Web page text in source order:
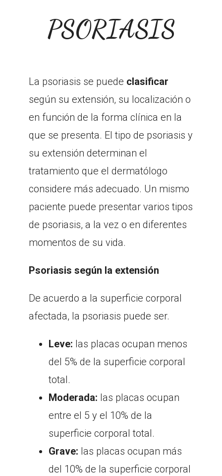
PSORIASIS
La psoriasis se puede clasificar
según su extensión, su localización o
en función de la forma clínica en la
que se presenta. El tipo de psoriasis y
su extensión determinan el
tratamiento que el dermatólogo
considere más adecuado. Un mismo
paciente puede presentar varios tipos
de psoriasis, a la vez o en diferentes
momentos de su vida.
Psoriasis según la extensión
De acuerdo a la superficie corporal
afectada, la psoriasis puede ser.
Leve: las placas ocupan menos
del 5% de la superficie corporal
total.
Moderada: las placas ocupan
entre el 5 y el 10% de la
superficie corporal total.
Grave: las placas ocupan más
del 10% de la superficie corporal